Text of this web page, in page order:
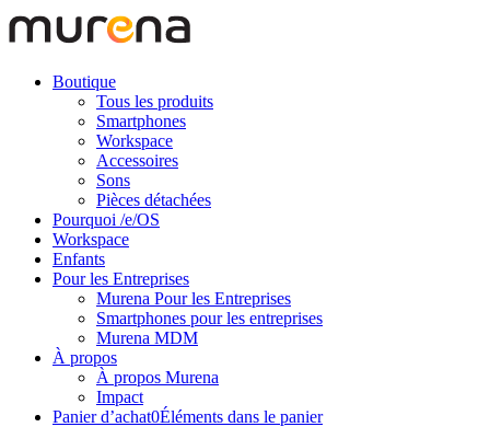
Boutique
Tous les produits
Smartphones
Workspace
Accessoires
Sons
Pièces détachées
Pourquoi /e/OS
Workspace
Enfants
Pour les Entreprises
Murena Pour les Entreprises
Smartphones pour les entreprises
Murena MDM
À propos
À propos Murena
Impact
Panier d’achat0Éléments dans le panier